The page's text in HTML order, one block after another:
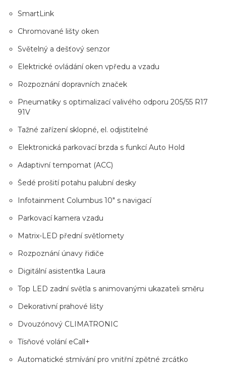
SmartLink
Chromované lišty oken
Světelný a dešťový senzor
Elektrické ovládání oken vpředu a vzadu
Rozpoznání dopravních značek
Pneumatiky s optimalizací valivého odporu 205/55 R17
91V
Tažné zařízení sklopné, el. odjistitelné
Elektronická parkovací brzda s funkcí Auto Hold
Adaptivní tempomat (ACC)
Šedé prošití potahu palubní desky
Infotainment Columbus 10" s navigací
Parkovací kamera vzadu
Matrix-LED přední světlomety
Rozpoznání únavy řidiče
Digitální asistentka Laura
Top LED zadní světla s animovanými ukazateli směru
Dekorativní prahové lišty
Dvouzónový CLIMATRONIC
Tísňové volání eCall+
Automatické stmívání pro vnitřní zpětné zrcátko